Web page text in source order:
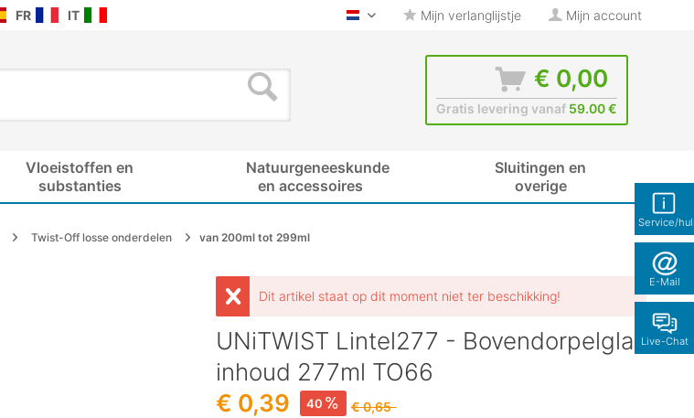
Service/
E-Mail
Live-Chat
FR IT glas-shop.be - Nederlands
Mijn verlanglijstje Mijn account
€ 0,00
Gratis levering vanaf 59.00 €
Vloeistoffen en
substanties
Natuurgeneeskunde
en accessoires
Sluitingen en
overige
Twist-Off losse onderdelen van 200ml tot 299ml
Dit artikel staat op dit moment niet ter beschikking!
UNiTWIST Lintel277 - Bovendorpelglas
inhoud 277ml TO66
€ 0,39
40
€ 0,65